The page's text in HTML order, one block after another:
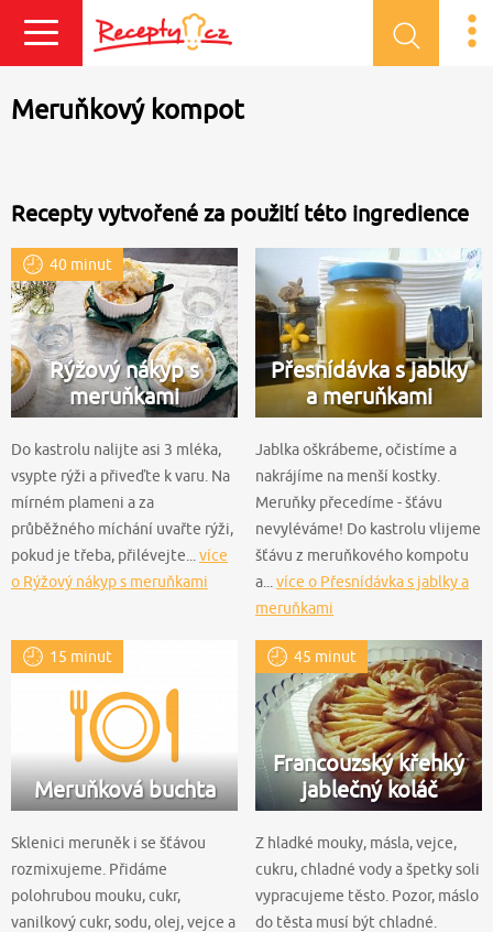
Přihlásit se
Meruňkový kompot
Recepty vytvořené za použití této ingredience
40 minut
Rýžový nákyp s
meruňkami
Do kastrolu nalijte asi 3 mléka,
vsypte rýži a přiveďte k varu. Na
mírném plameni a za
průběžného míchání uvařte rýži,
pokud je třeba, přilévejte...více
o Rýžový nákyp s meruňkami
Přesnídávka s jablky
a meruňkami
Jablka oškrábeme, očistíme a
nakrájíme na menší kostky.
Meruňky přecedíme - šťávu
nevyléváme! Do kastrolu vlijeme
šťávu z meruňkového kompotu
a...více o Přesnídávka s jablky a
meruňkami
15 minut
Meruňková buchta
Sklenici meruněk i se šťávou
rozmixujeme. Přidáme
polohrubou mouku, cukr,
vanilkový cukr, sodu, olej, vejce a
45 minut
Francouzský křehký
jablečný koláč
Z hladké mouky, másla, vejce,
cukru, chladné vody a špetky soli
vypracujeme těsto. Pozor, máslo
do těsta musí být chladné.